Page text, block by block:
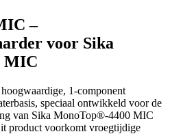
–
voor Sika
MIC
1-component
speciaal ontwikkeld voor de
van Sika MonoTop®-4400 MIC
product voorkomt vroegtijdige